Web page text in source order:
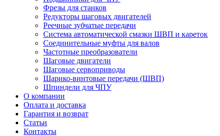
Фрезы для станков
Редукторы шаговых двигателей
Реечные зубчатые передачи
Система автоматической смазки ШВП и кареток
Соединительные муфты для валов
Частотные преобразователи
Шаговые двигатели
Шаговые сервоприводы
Шарико-винтовые передачи (ШВП)
Шпиндели для ЧПУ
О компании
Оплата и доставка
Гарантия и возврат
Статьи
Контакты